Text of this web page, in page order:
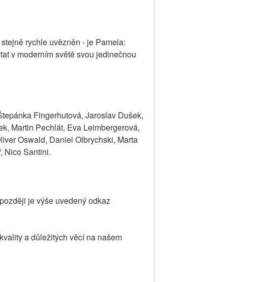
rychle uvězněn - je Pamela:
v moderním světě svou jedinečnou
Fingerhutová, Jaroslav Dušek,
Martin Pechlát, Eva Leimbergerová,
Oswald, Daniel Olbrychski, Marta
Nico Santini.
je výše uvedený odkaz
a důležitých věcí na našem